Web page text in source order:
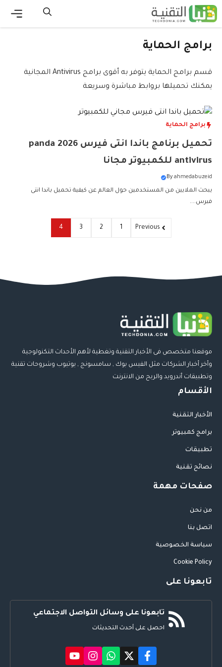
انتقل
إلى
برامج الحماية
قسم برامج الحماية يتوفر به أقوى برامج Antivirus المجانية
يمكنك تحميلها بروابط مباشرة وسريعة
برامج الحماية
تحميل برنامج باندا انتى فيرس 2026 panda
antivirus للكمبيوتر مجانا
Byahmedabuzeid
يبحث الملايين من المستخدمين حول العالم عن كيفية تحميل باندا انتى
فيرس....
Previous
1
2
3
4
موقعنا متخصص فى الأخبار التقنية وتغطية لأهم الأحداث التكنولوجية
وأخر أخبار الشركات مثل الفيس بوك , سامسونج , يوتيوب وشروحات تقنية
وتطبيقات أندرويد والربح من الانترنت
الأقسام
الأخبار التقنية
برامج كمبيوتر
تطبيقات
نصائح تقنية
صفحات مهمة
من نحن
اتصل بنا
سياسة الخصوصية
Cookie Policy
تابعونا على
تابعونا على وسائل التواصل الاجتماعي
احصل على أحدث التحديثات